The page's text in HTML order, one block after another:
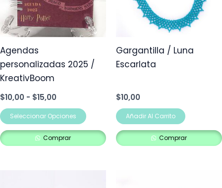
Agendas
personalizadas 2025 /
KreativBoom
$10,00 - $15,00
Seleccionar Opciones
Las
opciones
se
pueden
elegir
de
producto
Comprar
Gargantilla / Luna
Escarlata
$10,00
Añadir Al Carrito
Comprar